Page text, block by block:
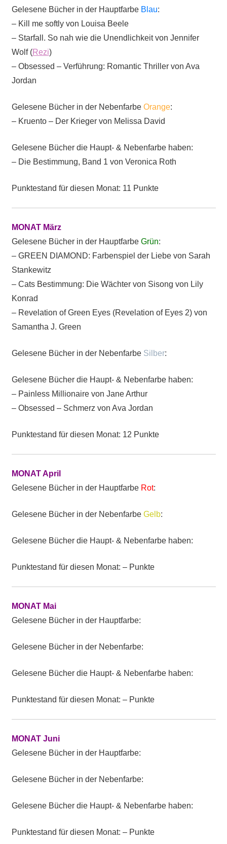
Gelesene Bücher in der Hauptfarbe Blau:
– Kill me softly von Louisa Beele
– Starfall. So nah wie die Unendlichkeit von Jennifer
Wolf (Rezi)
– Obsessed – Verführung: Romantic Thriller von Ava
Jordan
Gelesene Bücher in der Nebenfarbe Orange:
– Kruento – Der Krieger von Melissa David
Gelesene Bücher die Haupt- & Nebenfarbe haben:
– Die Bestimmung, Band 1 von Veronica Roth
Punktestand für diesen Monat: 11 Punkte
MONAT März
Gelesene Bücher in der Hauptfarbe Grün:
– GREEN DIAMOND: Farbenspiel der Liebe von Sarah
Stankewitz
– Cats Bestimmung: Die Wächter von Sisong von Lily
Konrad
– Revelation of Green Eyes (Revelation of Eyes 2) von
Samantha J. Green
Gelesene Bücher in der Nebenfarbe Silber:
Gelesene Bücher die Haupt- & Nebenfarbe haben:
– Painless Millionaire von Jane Arthur
– Obsessed – Schmerz von Ava Jordan
Punktestand für diesen Monat: 12 Punkte
MONAT April
Gelesene Bücher in der Hauptfarbe Rot:
Gelesene Bücher in der Nebenfarbe Gelb:
Gelesene Bücher die Haupt- & Nebenfarbe haben:
Punktestand für diesen Monat: – Punkte
MONAT Mai
Gelesene Bücher in der Hauptfarbe:
Gelesene Bücher in der Nebenfarbe:
Gelesene Bücher die Haupt- & Nebenfarbe haben:
Punktestand für diesen Monat: – Punkte
MONAT Juni
Gelesene Bücher in der Hauptfarbe:
Gelesene Bücher in der Nebenfarbe:
Gelesene Bücher die Haupt- & Nebenfarbe haben:
Punktestand für diesen Monat: – Punkte